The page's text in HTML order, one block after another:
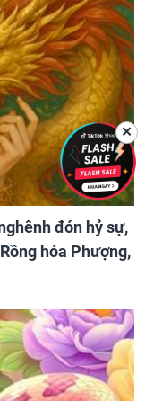
đón hỷ sự,
hóa Phượng,
✕